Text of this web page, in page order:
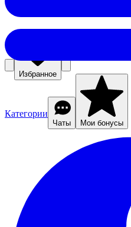
Избранное
Категории
Чаты Мои бонусы